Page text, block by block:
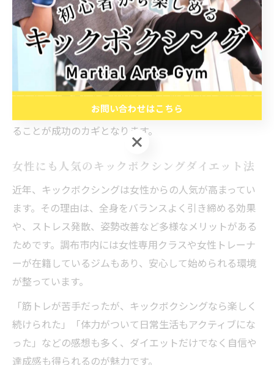
ルに合わせて通いやすい環境が整っています。無理なく
続けられる頻度でスタートし、慣れてきたら回数を増や
すのも良いでしょう。
「最初は週1回だったが、慣れてきたので週2～3回に増
やした」「無理せず自分のペースで通えたので継続でき
た」など、実際の利用者の体験談も多く、無理なく続け
ることが成功のカギとなります。
女性にも人気のキックボクシングダイエット法
近年、キックボクシングは女性からの人気が高まってい
ます。その理由は、全身をバランスよく引き締める効果
や、ストレス発散、姿勢改善など多様なメリットがある
ためです。調布市内には女性専用クラスや女性トレーナ
ーが在籍しているジムもあり、安心して始められる環境
が整っています。
「筋トレが苦手だったが、キックボクシングなら楽しく
続けられた」「体力がついて日常生活もアクティブにな
った」などの感想も多く、ダイエットだけでなく自信や
達成感も得られるのが魅力です。
お問い合わせはこちら
お問い合わせはこちら